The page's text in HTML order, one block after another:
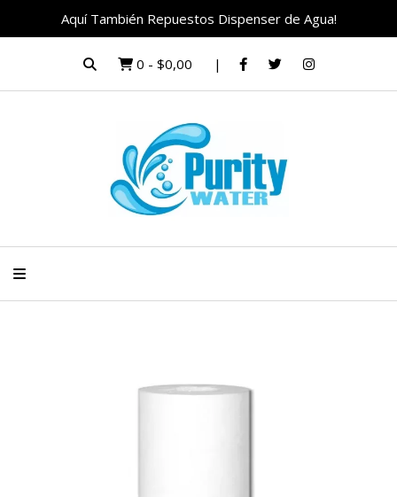
Aquí También Repuestos Dispenser de Agua!
0 - $0,00